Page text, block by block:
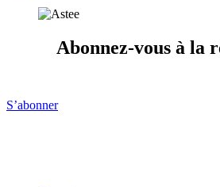
Abonnez-vous à la
S’abonner